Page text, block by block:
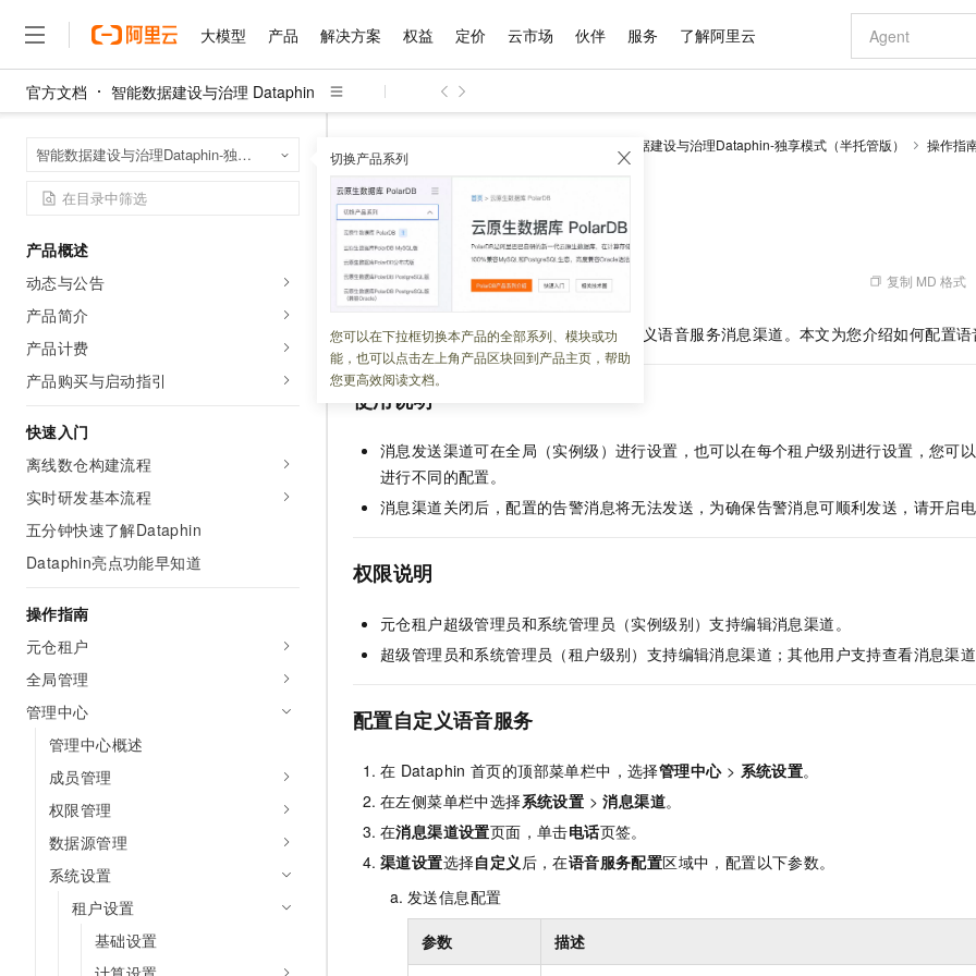
大模型 产品 解决方案 权益 定价 云市场 伙伴 服务 了解阿里云
官方文档 智能数据建设与治理 Dataphin
智能数据建设与治理Dataphin-独享模式（半托管版） 切换产品系列
您可以在下拉框切换本产品的全部系列、模块或功
能，也可以点击左上角产品区块回到产品主页，帮助
您更高效阅读文档。
产品概述
动态与公告
产品简介
产品计费
产品购买与启动指引
快速入门
离线数仓构建流程
实时研发基本流程
五分钟快速了解Dataphin
Dataphin亮点功能早知道
操作指南
元仓租户
全局管理
管理中心
管理中心概述
成员管理
权限管理
数据源管理
系统设置
租户设置
基础设置
智能数据建设与治理Dataphin-独享模式（半托管版） 操作指
租户设置
配置电话消息渠道
配置电话消息渠道
更新时间：2024-11-28 09:07:44 复制 MD 格式
Dataphin 支持配置阿里云语音服务和自定义语音服务消息渠道。本文为您介绍如何配置语
使用说明
消息发送渠道可在全局（实例级）进行设置，也可以在每个租户级别进行设置，您可
进行不同的配置。
消息渠道关闭后，配置的告警消息将无法发送，为确保告警消息可顺利发送，请开启电
权限说明
元仓租户超级管理员和系统管理员（实例级别）支持编辑消息渠道。
超级管理员和系统管理员（租户级别）支持编辑消息渠道；其他用户支持查看消息渠道
配置自定义语音服务
在 Dataphin 首页的顶部菜单栏中，选择管理中心> 系统设置。
在左侧菜单栏中选择系统设置 >消息渠道。
在消息渠道设置页面，单击电话页签。
渠道设置选择自定义后，在语音服务配置区域中，配置以下参数。
发送信息配置
参数 描述
大模型
大模型
大模型
文本生成
Qwen3.8-Max HOT
智能体时代全能旗舰模型
Qwen3.7-Plus
Qwen3-VL-Plus
Kimi-K3 NEW
Kimi 最新旗舰模型，长程编程与推理利器
1M上下文，专为长程任务能力而生
图片和
大模型服务
千问AI平台-Token Plan NEW
个人版上线、团队版降价；千问3.8-Max首发发尝鲜
在线体验全尺寸、多种模态的模型效果
Happy 系列大模型
大模型服务平台百炼-应用模版
丰富多元化的应用模版和解决方案
人工智能平台 PAI
面向真实软件
大模型解决方案
快速部署 Dify，高效搭建 AI 应用
依托云原生高可用架构,实现Dify私有化部署
10分钟微调：让0.6B模型媲美235B模型 多模态数据
产品
精选产品
人工智能与机器学习
容器
存储
网络与CDN
安全
中间件
数据库
大数据计算
媒体服务
企业服务与云通信
域名与网站
终端用户计算
Serverless
开发工具
迁移与运维管理
精选产品
大模型服务平台百炼
大模型服务与应用平台
千问大模型
多元化、高性能、安全可靠的大模型服务
无影云电脑
随时随地安全接入的云上超级电脑
云解析DNS
面向分析的企业级SaaS模式云数据仓库
域名与网站
对象存储 OSS
一站式AI开发、训练和推理服务
Qoder CN
提供一站式管理容器应用的 K8s 服务
面向真实软件
云原生的云上
解决方案
精选解决方案
AI
大数据
现代化应用
安全
网络
可观测
企业出海
政企业务
精选解决方案
千问办公，解锁你的工作新方式
企业级Agent产品，直接交付可用成果
Agency Agents：拥有专属领域专家
多领域专家智能体,一键组建 AI 虚拟交付团队
HappyHorse 打造一站式影视创作平台
快速拥有专属 OpenClaw
睿译宝，AI翻译排版一步到位
GLM-5.2：长任务时代开源旗舰模型
自主进化，持久记忆，越用越聪明
Claude Code + GStack 打造工程团队
权益 普惠上云
普惠上云 官方力荐
云服务器38元/年起，超值低价云产品抢先购
官方推荐返现计划
推荐新用户得奖励，单订单最高返9万
云工开物
高校专属算力普惠，学生认证享300元代金券
免费试用
最高领取价值200元试用点，立即开启云上创新
AI 产品 免费试用
140+云产品 免费试用
助力企业全员 AI 认知与能力提升
AI 特惠
智启 AI 普惠权益
阿里云 OPC 创新助力计划
至高百万元 Token 补贴，加速一人公司成长
Qwen3.8-Max 首发尝鲜，限时加量 10 倍，夜间低至2折
千问办公，限时限量积分加倍
送.CN域名，送备案服务码
Night Plan 支持 Qwen 3.8-Max NEW
AI 场景体
图文、视频一
AI助力短剧漫
AI 办公
定价 产品定价
了解云产品的定价详情
云上成本管理
管理和优化成本
价格计算器
自助选配和估算价格
价格优势
推动算力普惠，释放技术红利
配置报价
云市场 精选商城
网站建设
多端小程序
Salesforce 国际版订阅
友盟天域
观测云
Tuya 物联网平台阿里云版
蓝凌 OA
电子合同
Tableau 订阅
AI空中课堂在线直播课堂（旗舰版）
生态解决方案
行业生态解决方案
开发者生态解决方案
数据与 API
数据集
身份实名认证
短信
OCR 文字识别
发票查验
快递物流查询
企业应用
OA 办公系统
财税管理
基础软件
Docker
JAVA
WordPress
Red Hat
模板建站
伙伴 成为销售伙伴
分销伙伴
咨询伙伴
销售伙伴合作计划
Salesforce On Alibaba Cloud
Consulting Partner 合作计划
AI 大模型销售与服务生态合作计划
成为产品伙伴
产品生态集成认证中心
产品生态伙伴工作台
产品伙伴
数据库合作
云网络合作计
成为服务
服务 售前咨询
在线服务
售后服务
自助服务
工单服务
短信专区
企业增值服务
企业支持计划
企业增值服务台
服务实践
阿里云认证
了解阿里云 为什么选择阿里云
什么是云计算
技术领先
稳定可靠
安全合规
分析师报告
研究报告与白皮书
AI 算法大赛
云开发大赛
最佳实践
云上春晚
云栖战略参考
云上的中国
看见新力量
金融模力时刻
市场活动
活动全景
魔搭
高校合作
云工开物